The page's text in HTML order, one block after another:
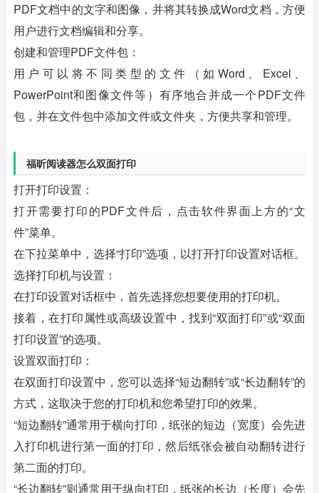
PDF文档中的文字和图像，并将其转换成Word文档，方便
用户进行文档编辑和分享。
创建和管理PDF文件包：
用户可以将不同类型的文件（如Word、Excel、
PowerPoint和图像文件等）有序地合并成一个PDF文件
包，并在文件包中添加文件或文件夹，方便共享和管理。
福昕阅读器怎么双面打印
打开打印设置：
打开需要打印的PDF文件后，点击软件界面上方的“文
件”菜单。
在下拉菜单中，选择“打印”选项，以打开打印设置对话框。
选择打印机与设置：
在打印设置对话框中，首先选择您想要使用的打印机。
接着，在打印属性或高级设置中，找到“双面打印”或“双面
打印设置”的选项。
设置双面打印：
在双面打印设置中，您可以选择“短边翻转”或“长边翻转”的
方式，这取决于您的打印机和您希望打印的效果。
“短边翻转”通常用于横向打印，纸张的短边（宽度）会先进
入打印机进行第一面的打印，然后纸张会被自动翻转进行
第二面的打印。
“长边翻转”则通常用于纵向打印，纸张的长边（长度）会先